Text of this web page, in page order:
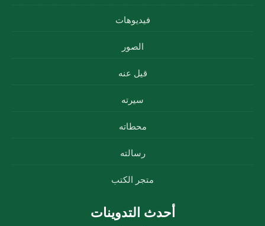
فيديوهات
الصور
قيل عنه
سيرته
محطاته
رسالته
متجر الكتب
أحدث التدوينات